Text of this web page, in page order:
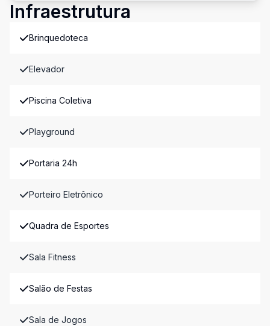
Infraestrutura
Brinquedoteca
Elevador
Piscina Coletiva
Playground
Portaria 24h
Porteiro Eletrônico
Quadra de Esportes
Sala Fitness
Salão de Festas
Sala de Jogos